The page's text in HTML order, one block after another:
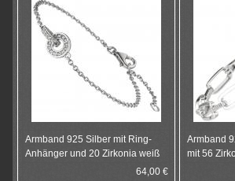
Armband 925 Silber mit Ring-
Anhänger und 20 Zirkonia weiß
64,00 €
Armband
mit 56